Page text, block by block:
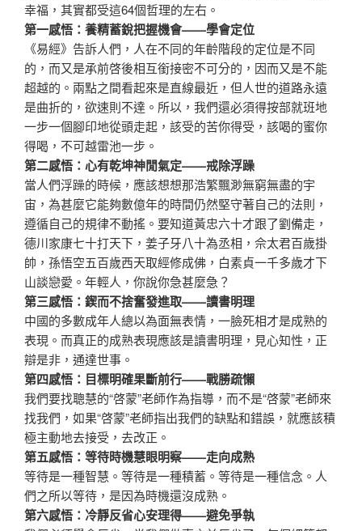
幸福，其實都受這64個哲理的左右。
第一感悟：養精蓄銳把握機會——學會定位
《易經》告訴人們，人在不同的年齡階段的定位是不同
的，而又是承前啓後相互銜接密不可分的，因而又是不能
超越的。兩點之間看起來是直線最近，但人世的道路永遠
是曲折的，欲速則不達。所以，我們還必須得按部就班地
一步一個腳印地從頭走起，該受的苦你得受，該喝的蜜你
得喝，不可越雷池一步。
第二感悟：心有乾坤神閒氣定——戒除浮躁
當人們浮躁的時候，應該想想那浩繁飄渺無窮無盡的宇
宙，為甚麼它能夠數億年的時間仍然堅守著自己的法則，
遵循自己的規律不動搖。要知道黃忠六十才跟了劉備走，
德川家康七十打天下，姜子牙八十為丞相，佘太君百歲掛
帥，孫悟空五百歲西天取經修成佛，白素貞一千多歲才下
山談戀愛。年輕人，你說你急甚麼急？
第三感悟：鍥而不捨奮發進取——讀書明理
中國的多數成年人總以為面無表情，一臉死相才是成熟的
表現。而真正的成熟表現應該是讀書明理，見心知性，正
辯是非，通達世事。
第四感悟：目標明確果斷前行——戰勝疏懶
我們要找聰慧的“啓蒙”老師作為指導，而不是“啓蒙”老師來
找我們，如果“啓蒙”老師指出我們的缺點和錯誤，就應該積
極主動地去接受，去改正。
第五感悟：等待時機慧眼明察——走向成熟
等待是一種智慧。等待是一種積蓄。等待是一種信念。人
們之所以等待，是因為時機還沒成熟。
第六感悟：冷靜反省心安理得——避免爭執